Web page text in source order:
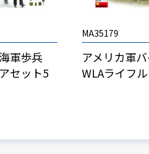
軍歩兵
セット5
MA35179
アメリカ軍
WLAライフ